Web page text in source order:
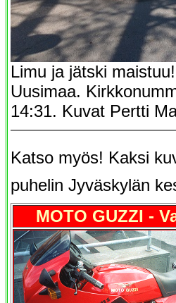
Limu ja jätski maistuu!
Uusimaa.
14:31. Kuvat Pertti
Katso myös! Kaksi
puhelin Jyväskylän
MOTO GUZZI -